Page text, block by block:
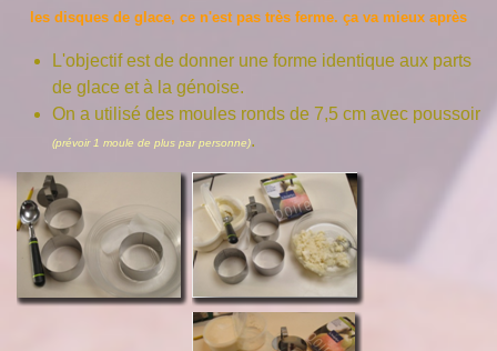
les disques de glace, ce n'est pas très ferme. ça va mieux après
L'objectif est de donner une forme identique aux parts
de glace et à la génoise.
On a utilisé des moules ronds de 7,5 cm avec poussoir
(prévoir 1 moule de plus par personne).